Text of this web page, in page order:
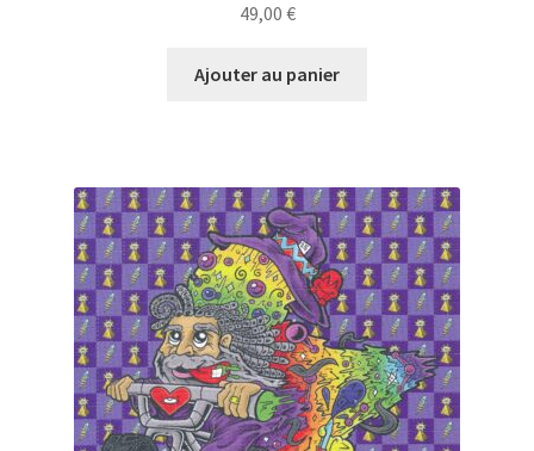
49,00 €
Ajouter au panier